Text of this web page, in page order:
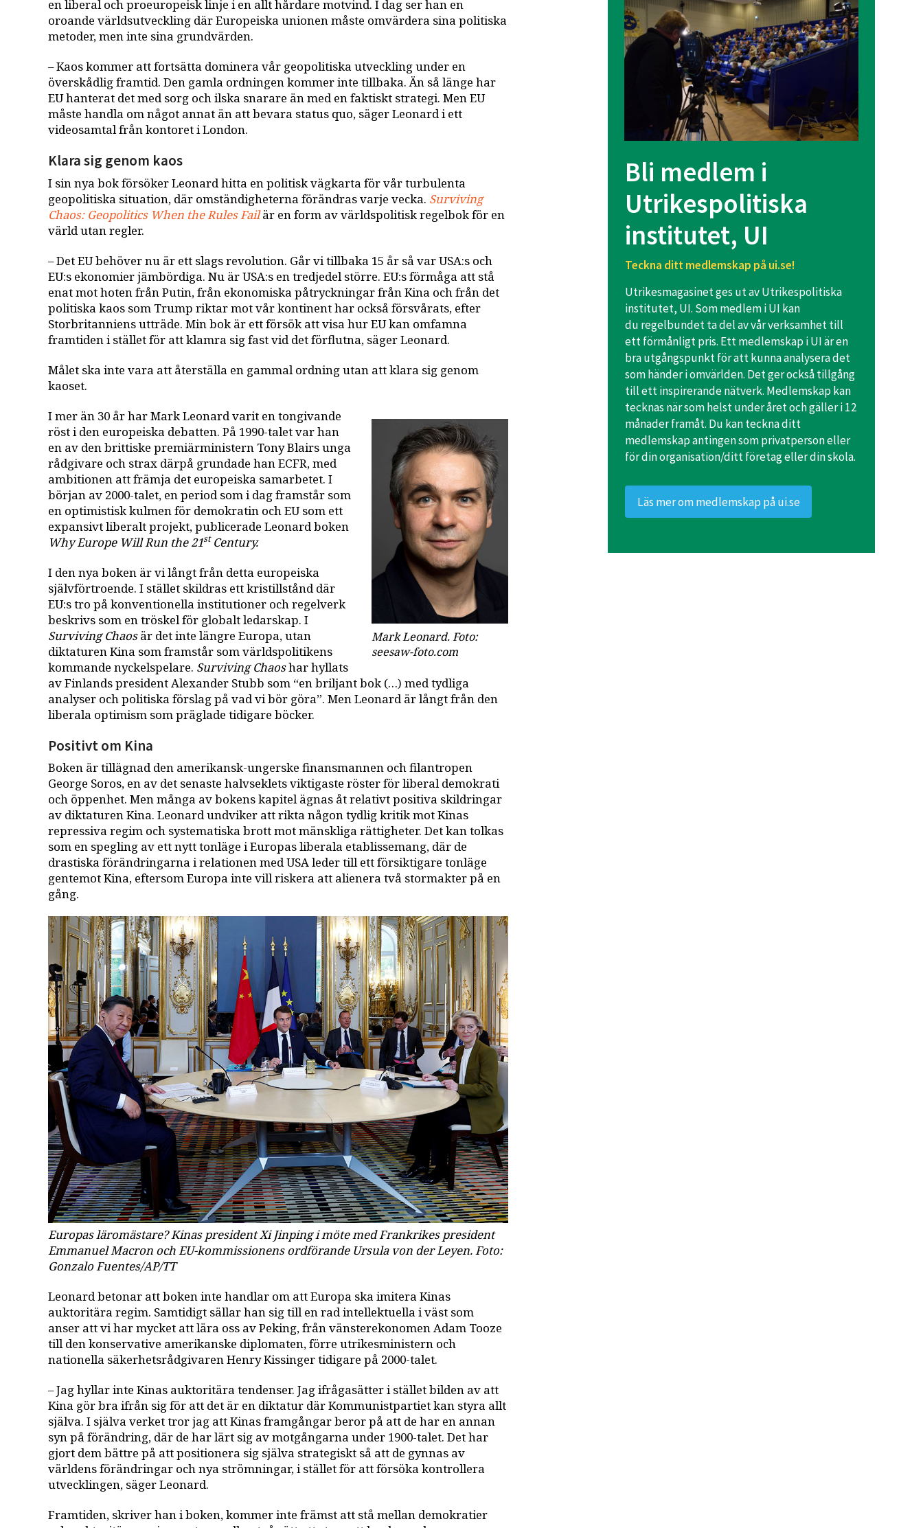
en liberal och proeuropeisk linje i en allt hårdare motvind. I dag ser han en
oroande världsutveckling där Europeiska unionen måste omvärdera sina politiska
metoder, men inte sina grundvärden.
– Kaos kommer att fortsätta dominera vår geopolitiska utveckling under en
överskådlig framtid. Den gamla ordningen kommer inte tillbaka. Än så länge har
EU hanterat det med sorg och ilska snarare än med en faktiskt strategi. Men EU
måste handla om något annat än att bevara status quo, säger Leonard i ett
videosamtal från kontoret i London.
Klara sig genom kaos
I sin nya bok försöker Leonard hitta en politisk vägkarta för vår turbulenta
geopolitiska situation, där omständigheterna förändras varje vecka. Surviving
Chaos: Geopolitics When the Rules Failär en form av världspolitisk regelbok för en
värld utan regler.
– Det EU behöver nu är ett slags revolution. Går vi tillbaka 15 år så var USA:s och
EU:s ekonomier jämbördiga. Nu är USA:s en tredjedel större. EU:s förmåga att stå
enat mot hoten från Putin, från ekonomiska påtryckningar från Kina och från det
politiska kaos som Trump riktar mot vår kontinent har också försvårats, efter
Storbritanniens utträde. Min bok är ett försök att visa hur EU kan omfamna
framtiden i stället för att klamra sig fast vid det förflutna, säger Leonard.
Målet ska inte vara att återställa en gammal ordning utan att klara sig genom
kaoset.
Mark Leonard. Foto:
seesaw-foto.com
I mer än 30 år har Mark Leonard varit en tongivande
röst i den europeiska debatten. På 1990-talet var han
en av den brittiske premiärministern Tony Blairs unga
rådgivare och strax därpå grundade han ECFR, med
ambitionen att främja det europeiska samarbetet. I
början av 2000-talet, en period som i dag framstår som
en optimistisk kulmen för demokratin och EU som ett
expansivt liberalt projekt, publicerade Leonard boken
Why Europe Will Run the 21stCentury.
I den nya boken är vi långt från detta europeiska
självförtroende. I stället skildras ett kristillstånd där
EU:s tro på konventionella institutioner och regelverk
beskrivs som en tröskel för globalt ledarskap. I
Surviving Chaosär det inte längre Europa, utan
diktaturen Kina som framstår som världspolitikens
kommande nyckelspelare. Surviving Chaoshar hyllats
av Finlands president Alexander Stubb som “en briljant bok (…) med tydliga
analyser och politiska förslag på vad vi bör göra”. Men Leonard är långt från den
liberala optimism som präglade tidigare böcker.
Positivt om Kina
Boken är tillägnad den amerikansk-ungerske finansmannen och filantropen
George Soros, en av det senaste halvseklets viktigaste röster för liberal demokrati
och öppenhet. Men många av bokens kapitel ägnas åt relativt positiva skildringar
av diktaturen Kina. Leonard undviker att rikta någon tydlig kritik mot Kinas
repressiva regim och systematiska brott mot mänskliga rättigheter. Det kan tolkas
som en spegling av ett nytt tonläge i Europas liberala etablissemang, där de
drastiska förändringarna i relationen med USA leder till ett försiktigare tonläge
gentemot Kina, eftersom Europa inte vill riskera att alienera två stormakter på en
gång.
Europas läromästare? Kinas president Xi Jinping i möte med Frankrikes president
Emmanuel Macron och EU-kommissionens ordförande Ursula von der Leyen. Foto:
Gonzalo Fuentes/AP/TT
Leonard betonar att boken inte handlar om att Europa ska imitera Kinas
auktoritära regim. Samtidigt sällar han sig till en rad intellektuella i väst som
anser att vi har mycket att lära oss av Peking, från vänsterekonomen Adam Tooze
till den konservative amerikanske diplomaten, förre utrikesministern och
nationella säkerhetsrådgivaren Henry Kissinger tidigare på 2000-talet.
– Jag hyllar inte Kinas auktoritära tendenser. Jag ifrågasätter i stället bilden av att
Kina gör bra ifrån sig för att det är en diktatur där Kommunistpartiet kan styra allt
själva. I själva verket tror jag att Kinas framgångar beror på att de har en annan
syn på förändring, där de har lärt sig av motgångarna under 1900-talet. Det har
gjort dem bättre på att positionera sig själva strategiskt så att de gynnas av
världens förändringar och nya strömningar, i stället för att försöka kontrollera
utvecklingen, säger Leonard.
Framtiden, skriver han i boken, kommer inte främst att stå mellan demokratier
Bli medlem i
Utrikespolitiska
institutet, UI
Teckna ditt medlemskap på ui.se!
Utrikesmagasinet ges ut av Utrikespolitiska
institutet, UI. Som medlem i UI kan
du regelbundet ta del av vår verksamhet till
ett förmånligt pris. Ett medlemskap i UI är en
bra utgångspunkt för att kunna analysera det
som händer i omvärlden. Det ger också tillgång
till ett inspirerande nätverk. Medlemskap kan
tecknas när som helst under året och gäller i 12
månader framåt. Du kan teckna ditt
medlemskap antingen som privatperson eller
för din organisation/ditt företag eller din skola.
Läs mer om medlemskap på ui.se